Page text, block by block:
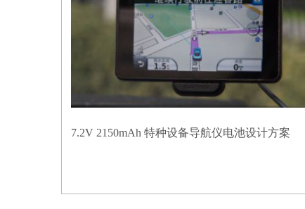
7.2V 2150mAh 特种设备导航仪电池设计方案